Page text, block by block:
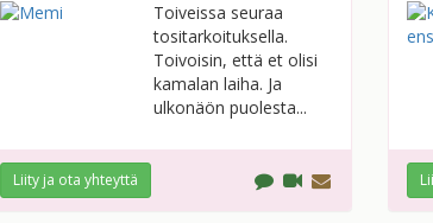
Toiveissa seuraa
tositarkoituksella.
Toivoisin, että et olisi
kamalan laiha. Ja
ulkonäön puolesta...
Liity ja ota yhteyttä